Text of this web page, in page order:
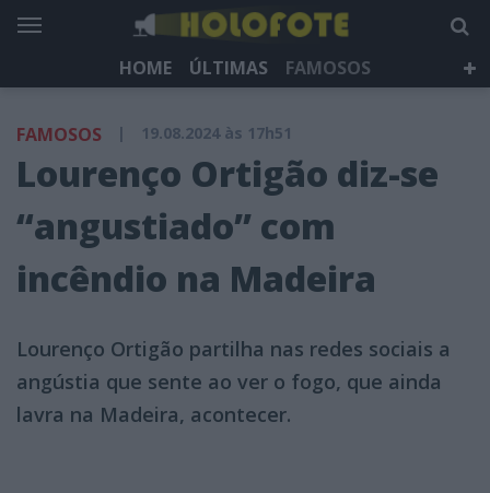
HOME ÚLTIMAS
FAMOSOS
HOLOFOTE TV
NEWSLETTER
FAMOSOS | 19.08.2024 às 17h51
Lourenço Ortigão diz-se
“angustiado” com
incêndio na Madeira
Lourenço Ortigão partilha nas redes sociais a
angústia que sente ao ver o fogo, que ainda
lavra na Madeira, acontecer.